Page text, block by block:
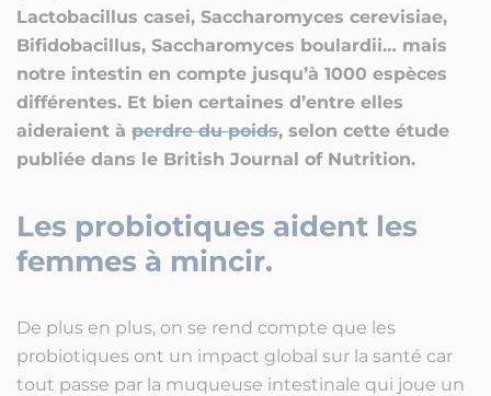
Lactobacillus casei, Saccharomyces cerevisiae,
Bifidobacillus, Saccharomyces boulardii… mais
notre intestin en compte jusqu’à 1000 espèces
différentes. Et bien certaines d’entre elles
aideraient à perdre du poids, selon cette étude
publiée dans le British Journal of Nutrition.
Les probiotiques aident les
femmes à mincir.
De plus en plus, on se rend compte que les
probiotiques ont un impact global sur la santé car
tout passe par la muqueuse intestinale qui joue un